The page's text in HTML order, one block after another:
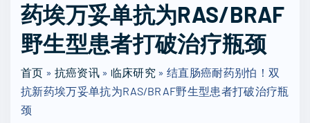
c
h
f
r
药埃万妥单抗为RAS/BRAF
野生型患者打破治疗瓶颈
首页 » 抗癌资讯» 临床研究 »结直肠癌耐药别怕！双
抗新药埃万妥单抗为RAS/BRAF野生型患者打破治疗瓶
颈